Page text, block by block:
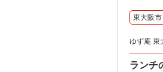
東大阪市
ゆず庵 東
ランチ